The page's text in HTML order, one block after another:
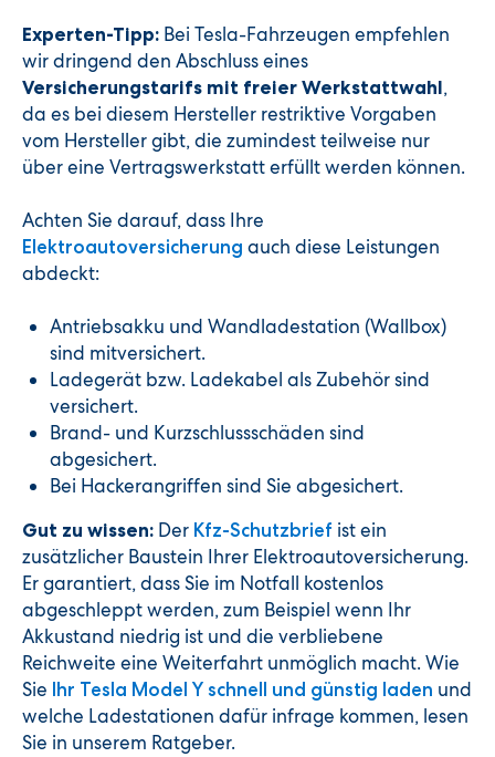
Experten-Tipp: Bei Tesla-Fahrzeugen empfehlen
wir dringend den Abschluss eines
Versicherungstarifs mit freier Werkstattwahl,
da es bei diesem Hersteller restriktive Vorgaben
vom Hersteller gibt, die zumindest teilweise nur
über eine Vertragswerkstatt erfüllt werden können.
Achten Sie darauf, dass Ihre
Elektroautoversicherung auch diese Leistungen
abdeckt:
Antriebsakku und Wandladestation (Wallbox)
sind mitversichert.
Ladegerät bzw. Ladekabel als Zubehör sind
versichert.
Brand- und Kurzschlussschäden sind
abgesichert.
Bei Hackerangriffen sind Sie abgesichert.
Gut zu wissen: Der Kfz-Schutzbrief ist ein
zusätzlicher Baustein Ihrer Elektroautoversicherung.
Er garantiert, dass Sie im Notfall kostenlos
abgeschleppt werden, zum Beispiel wenn Ihr
Akkustand niedrig ist und die verbliebene
Reichweite eine Weiterfahrt unmöglich macht. Wie
Sie Ihr Tesla Model Y schnell und günstig laden und
welche Ladestationen dafür infrage kommen, lesen
Sie in unserem Ratgeber.